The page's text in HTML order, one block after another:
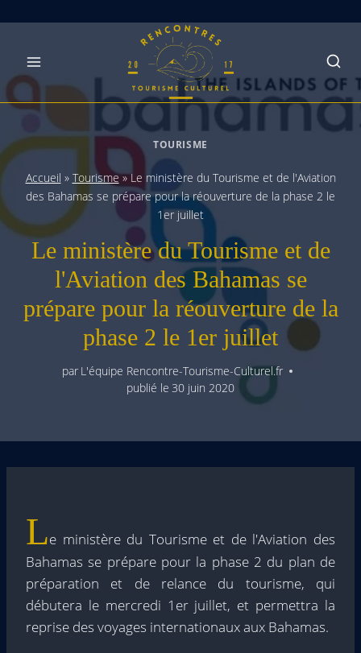
content
TOURISME
Accueil » Tourisme»Le ministère du Tourisme et de l'Aviation
des Bahamas se prépare pour la réouverture de la phase 2 le
1er juillet
Le ministère du Tourisme et de
l'Aviation des Bahamas se
prépare pour la réouverture de la
phase 2 le 1er juillet
par L'équipe Rencontre-Tourisme-Culturel.fr
publié le 30 juin 2020
Le ministère du Tourisme et de l'Aviation des
Bahamas se prépare pour la phase 2 du plan de
préparation et de relance du tourisme, qui
débutera le mercredi 1er juillet, et permettra la
reprise des voyages internationaux aux Bahamas.